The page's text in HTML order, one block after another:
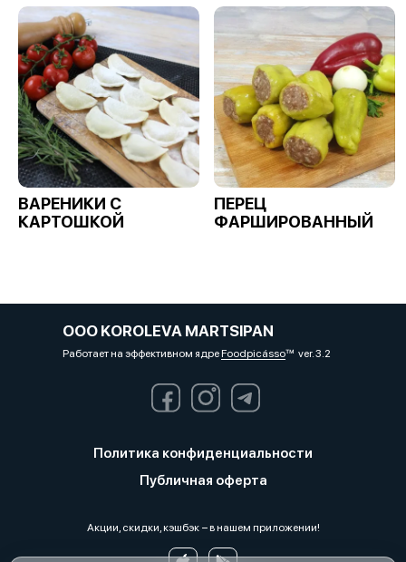
ВАРЕНИКИ С
КАРТОШКОЙ
ПЕРЕЦ
ФАРШИРОВАННЫЙ
OOO KOROLEVA MARTSIPAN
Работает на эффективном ядреFoodpicássover. 3.2
Политика конфиденциальности
Публичная оферта
Акции, скидки, кэшбэк − в нашем приложении!